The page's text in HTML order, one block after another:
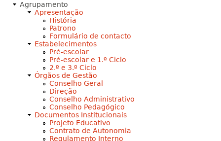
Agrupamento
Apresentação
História
Patrono
Formulário de contacto
Estabelecimentos
Pré-escolar
Pré-escolar e 1.º Ciclo
2.º e 3.º Ciclo
Órgãos de Gestão
Conselho Geral
Direção
Conselho Administrativo
Conselho Pedagógico
Documentos Institucionais
Projeto Educativo
Contrato de Autonomia
Regulamento Interno